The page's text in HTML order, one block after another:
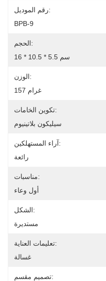
رقم الموديل:
BPB-9
الحجم:
16 * 10.5 * 5.5 سم
الوزن:
157 غرام
تكوين الخامات:
سيليكون بلاتينيوم
آراء المستهلكين:
رائعة
مناسبات:
أول وعاء
الشكل:
مستديرة
تعليمات العناية:
غسالة
تصميم مقسم: